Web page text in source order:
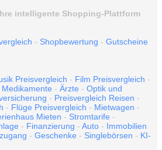
intelligente Shopping-Plattform
- Shopbewertung - Gutscheine
Preisvergleich - Film Preisvergleich -
Medikamente - Ärzte - Optik und
- Preisvergleich Reisen -
- Flüge Preisvergleich - Mietwagen -
Mieten - Stromtarife -
- Finanzierung - Auto - Immobilien
- Geschenke - Singlebörsen - KI-